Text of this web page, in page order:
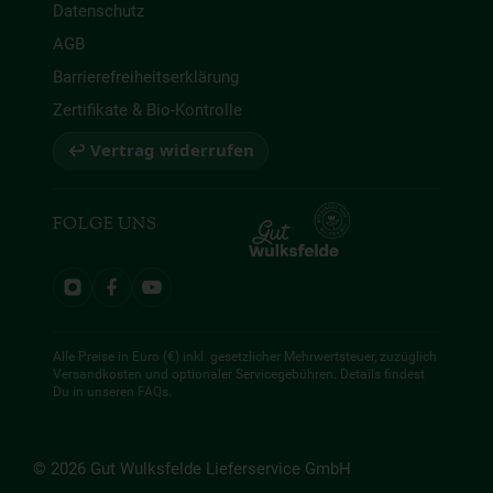
Datenschutz
AGB
Barrierefreiheitserklärung
Zertifikate & Bio-Kontrolle
↩ Vertrag widerrufen
FOLGE UNS
Alle Preise in Euro (€) inkl. gesetzlicher Mehrwertsteuer, zuzüglich
Versandkosten und optionaler Servicegebühren. Details findest
Du in unseren FAQs.
© 2026 Gut Wulksfelde Lieferservice GmbH